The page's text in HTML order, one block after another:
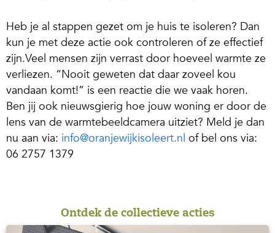
Heb je al stappen gezet om je huis te isoleren? Dan
kun je met deze actie ook controleren of ze effectief
zijn.Veel mensen zijn verrast door hoeveel warmte ze
verliezen. “Nooit geweten dat daar zoveel kou
vandaan komt!” is een reactie die we vaak horen.
Ben jij ook nieuwsgierig hoe jouw woning er door de
lens van de warmtebeeldcamera uitziet? Meld je dan
nu aan via: info@oranjewijkisoleert.nl of bel ons via:
06 2757 1379
Ontdek de collectieve acties